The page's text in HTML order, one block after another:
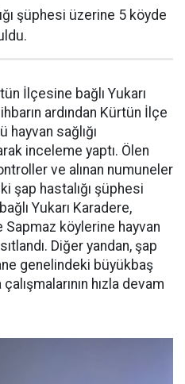
şüphesi üzerine 5 köyde
İlçesine bağlı Yukarı
ardından Kürtün İlçe
hayvan sağlığı
inceleme yaptı. Ölen
ve alınan numuneler
şap hastalığı şüphesi
Yukarı Karadere,
Sapmaz köylerine hayvan
Diğer yandan, şap
genelindeki büyükbaş
hızla devam